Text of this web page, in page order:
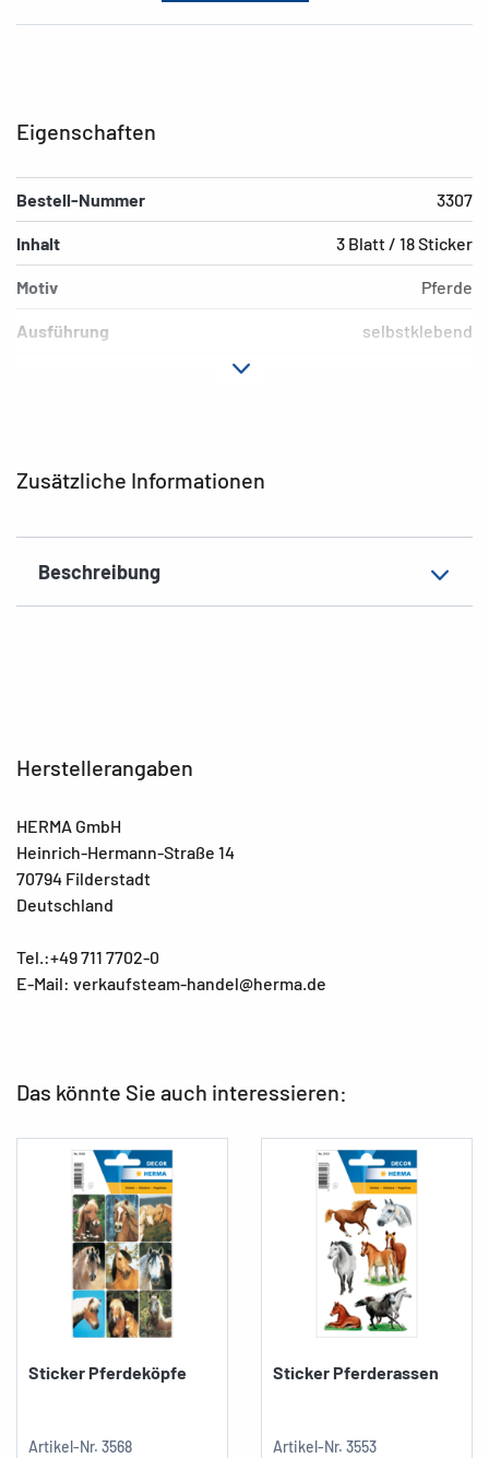
Zusätzliche Informationen
Beschreibung
Eigenschaften
Bestell-Nummer 3307
Inhalt 3 Blatt / 18 Sticker
Motiv Pferde
Ausführung selbstklebend
Herstellerangaben
HERMA GmbH
Heinrich-Hermann-Straße 14
70794 Filderstadt
Deutschland
Tel.:+49 711 7702-0
E-Mail: verkaufsteam-handel@herma.de
Das könnte Sie auch interessieren:
Sticker Pferdeköpfe
Artikel-Nr. 3568
Sticker Pferderassen
Artikel-Nr. 3553